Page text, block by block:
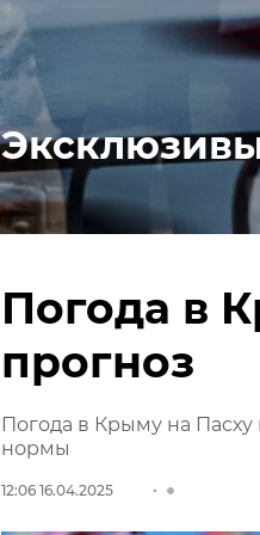
Погода в
прогноз
Погода в Крыму на
нормы
12:06 16.04.2025